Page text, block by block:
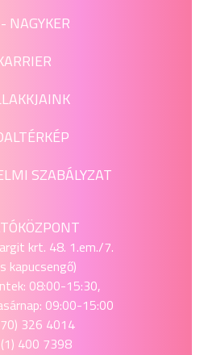
NAGYKER
SZABÁLYZAT
krt. 48. 1.em./7.
kapucsengő)
08:00-15:30,
09:00-15:00
326 4014
400 7398